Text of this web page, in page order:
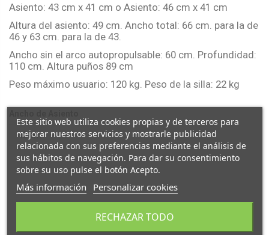
Asiento: 43 cm x 41 cm o Asiento: 46 cm x 41 cm
Altura del asiento: 49 cm. Ancho total: 66 cm. para la de
46 y 63 cm. para la de 43.
Ancho sin el arco autopropulsable: 60 cm. Profundidad:
110 cm. Altura puños 89 cm
Peso máximo usuario: 120 kg. Peso de la silla: 22 kg
Este sitio web utiliza cookies propias y de terceros para
mejorar nuestros servicios y mostrarle publicidad
relacionada con sus preferencias mediante el análisis de
sus hábitos de navegación. Para dar su consentimiento
sobre su uso pulse el botón Acepto.
Más información Personalizar cookies
RECHAZAR TODO